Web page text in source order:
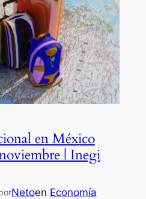
en México
| Inegi
Netoen Economía